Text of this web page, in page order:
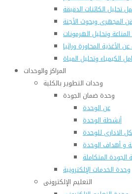
تحليل الكائنات الدقيقة
المجهرى وبحوث الأجنة
وتحليل الهرمونات
المحاورة وراثيا
الكيمياء وتحليل المياة
المراكز والوحدات
وحدات التطوير بالكلية
وحدة ضمان الجودة
عن الوحدة
أنشطة الوحدة
الادارى للوحدة
و أهداف الوحدة
المتكاملة
وحدة الخدمات الإلكترونية
التعليم الإلكترونى